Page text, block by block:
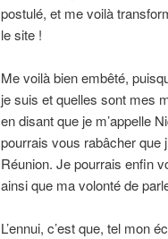
postulé, et me voilà
le site !
Me voilà bien embêté,
je suis et quelles sont mes
en disant que je m’appelle
pourrais vous rabâcher que
Réunion. Je pourrais enfin
ainsi que ma volonté de
L’ennui, c’est que, tel mon